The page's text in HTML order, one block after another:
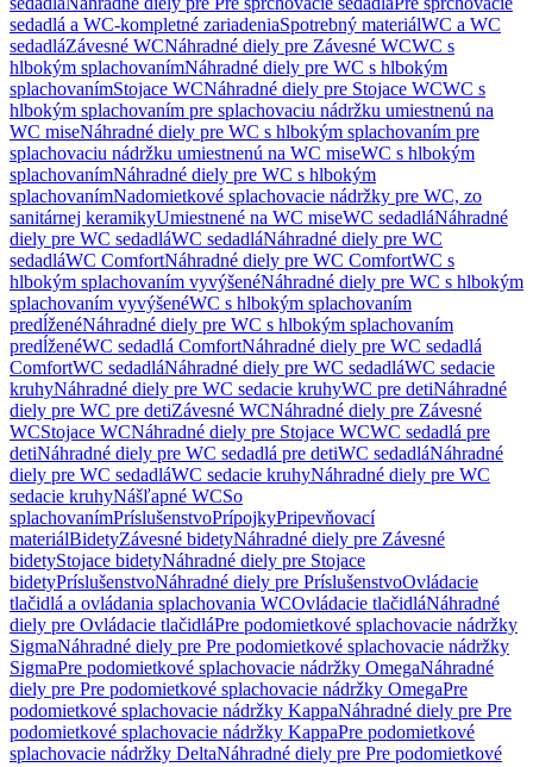
sedadlá a WC-kompletné zariadeniaSpotrebný materiálWC a WC
sedadláZávesné WCNáhradné diely pre Závesné WCWC s
hlbokým splachovanímNáhradné diely pre WC s hlbokým
splachovanímStojace WCNáhradné diely pre Stojace WCWC s
hlbokým splachovaním pre splachovaciu nádržku umiestnenú na
WC miseNáhradné diely pre WC s hlbokým splachovaním pre
splachovaciu nádržku umiestnenú na WC miseWC s hlbokým
splachovanímNáhradné diely pre WC s hlbokým
splachovanímNadomietkové splachovacie nádržky pre WC, zo
sanitárnej keramikyUmiestnené na WC miseWC sedadláNáhradné
diely pre WC sedadláWC sedadláNáhradné diely pre WC
sedadláWC ComfortNáhradné diely pre WC ComfortWC s
hlbokým splachovaním vyvýšenéNáhradné diely pre WC s hlbokým
splachovaním vyvýšenéWC s hlbokým splachovaním
predĺženéNáhradné diely pre WC s hlbokým splachovaním
predĺženéWC sedadlá ComfortNáhradné diely pre WC sedadlá
ComfortWC sedadláNáhradné diely pre WC sedadláWC sedacie
kruhyNáhradné diely pre WC sedacie kruhyWC pre detiNáhradné
diely pre WC pre detiZávesné WCNáhradné diely pre Závesné
WCStojace WCNáhradné diely pre Stojace WCWC sedadlá pre
detiNáhradné diely pre WC sedadlá pre detiWC sedadláNáhradné
diely pre WC sedadláWC sedacie kruhyNáhradné diely pre WC
sedacie kruhyNášľapné WCSo
splachovanímPríslušenstvoPrípojkyPripevňovací
materiálBidetyZávesné bidetyNáhradné diely pre Závesné
bidetyStojace bidetyNáhradné diely pre Stojace
bidetyPríslušenstvoNáhradné diely pre PríslušenstvoOvládacie
tlačidlá a ovládania splachovania WCOvládacie tlačidláNáhradné
diely pre Ovládacie tlačidláPre podomietkové splachovacie nádržky
SigmaNáhradné diely pre Pre podomietkové splachovacie nádržky
SigmaPre podomietkové splachovacie nádržky OmegaNáhradné
diely pre Pre podomietkové splachovacie nádržky OmegaPre
podomietkové splachovacie nádržky KappaNáhradné diely pre Pre
podomietkové splachovacie nádržky KappaPre podomietkové
splachovacie nádržky DeltaNáhradné diely pre Pre podomietkové